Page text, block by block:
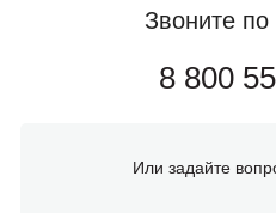
Звоните
8 800
Или задайте